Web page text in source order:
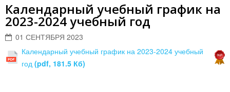
Календарный учебный график на
2023-2024 учебный год
01 СЕНТЯБРЯ 2023
Календарный учебный график на 2023-2024 учебный
год (pdf, 181.5 Кб)